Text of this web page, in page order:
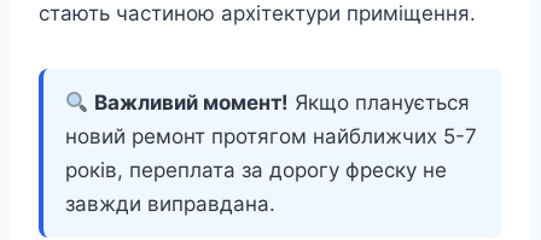
стають частиною архітектури приміщення.
Важливий момент! Якщо планується
новий ремонт протягом найближчих 5-7
років, переплата за дорогу фреску не
завжди виправдана.